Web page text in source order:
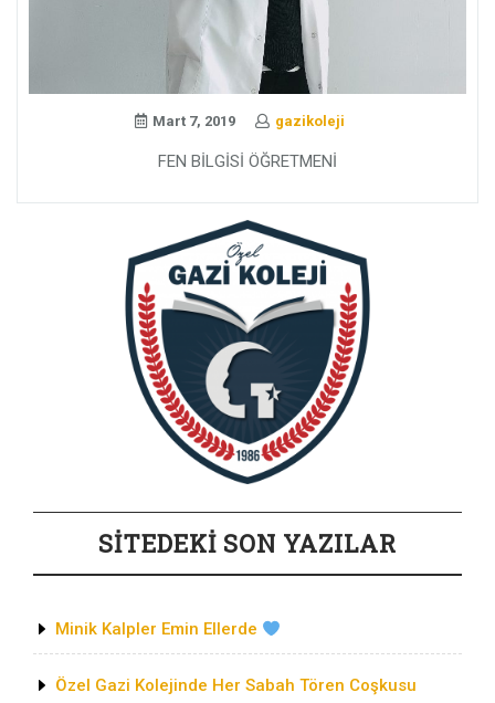
Mart 7, 2019 gazikoleji
FEN BİLGİSİ ÖĞRETMENİ
SİTEDEKİ SON YAZILAR
Minik Kalpler Emin Ellerde
Özel Gazi Kolejinde Her Sabah Tören Coşkusu